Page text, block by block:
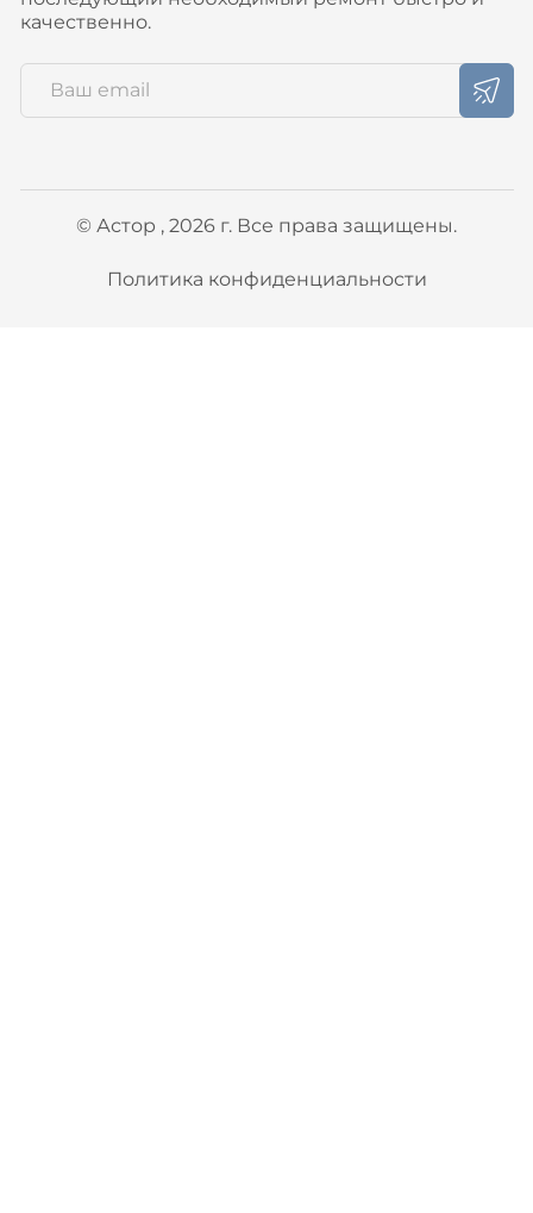
качественно.
© Астор , 2026 г. Все права защищены.
Политика конфиденциальности